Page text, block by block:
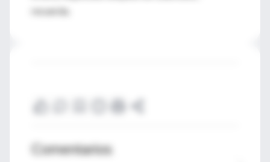
recuerda.
Comentarios